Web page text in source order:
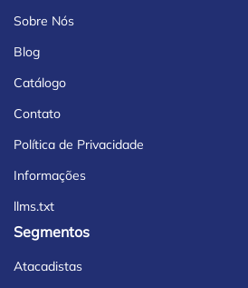
Sobre Nós
Blog
Catálogo
Contato
Política de Privacidade
Informações
llms.txt
Segmentos
Atacadistas